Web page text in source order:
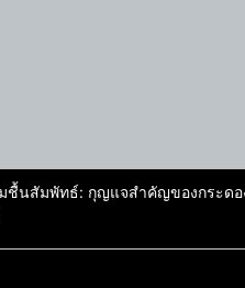
ชื้นสัมพัทธ์: กุญแจสำคัญของกระดอ